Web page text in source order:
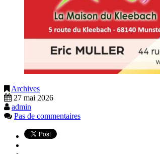
Archives
27 mai 2026
admin
Pas de commentaires